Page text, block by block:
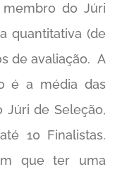
membro do Júri
quantitativa (de
de avaliação. A
é a média das
Júri de Seleção,
10 Finalistas.
que ter uma